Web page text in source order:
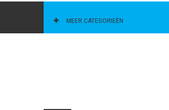
CATEGORIEËN
MEER CATEGORIEËN